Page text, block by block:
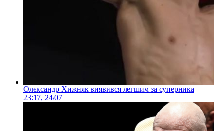
Олександр Хижняк виявився легшим за суперника
23:17, 24/07